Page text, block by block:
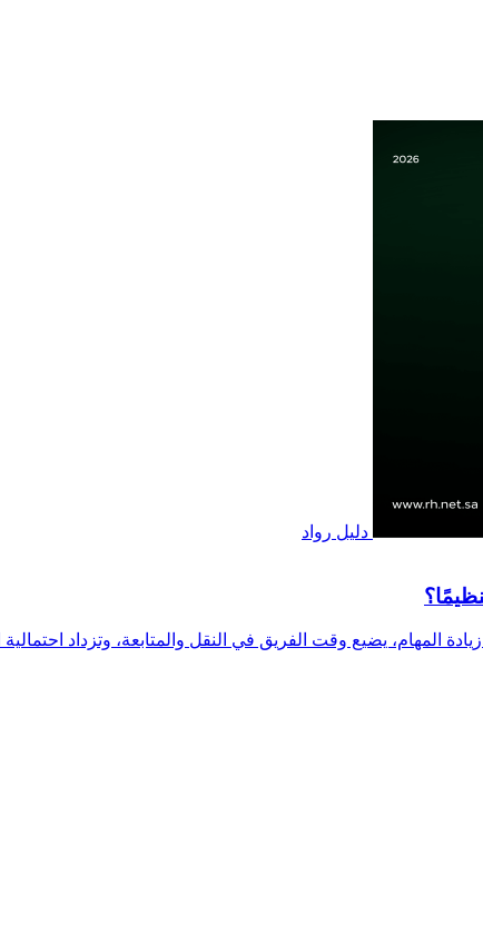
دليل رواد
المهام، يضيع وقت الفريق في النقل والمتابعة، وتزداد احتمالية